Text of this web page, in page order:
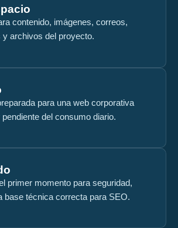
contenido, imágenes, correos,
y archivos del proyecto.
para una web corporativa
del consumo diario.
primer momento para seguridad,
base técnica correcta para SEO.